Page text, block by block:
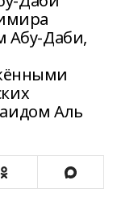
Абу‑Даби,
Аль